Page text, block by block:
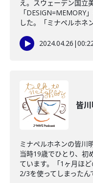
え。スウェーデン国立
「DESIGN=MEMORY
した。「ミナペルホネ
2024.04.26 |
皆
ミナペルホネンの皆川
当時19歳でひとり、初
ています。「1ヶ月ほ
2/3を使ってしまったん